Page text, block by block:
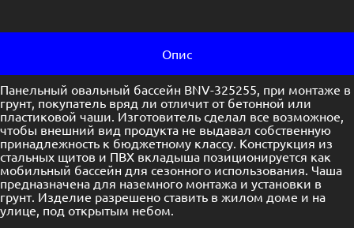
Опис
Панельный овальный бассейн BNV-325255, при монтаже в
грунт, покупатель вряд ли отличит от бетонной или
пластиковой чаши. Изготовитель сделал все возможное,
чтобы внешний вид продукта не выдавал собственную
принадлежность к бюджетному классу. Конструкция из
стальных щитов и ПВХ вкладыша позиционируется как
мобильный бассейн для сезонного использования. Чаша
предназначена для наземного монтажа и установки в
грунт. Изделие разрешено ставить в жилом доме и на
улице, под открытым небом.